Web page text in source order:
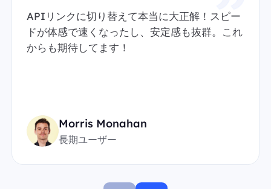
APIリンクに切り替えて本当に大正解！スピー
ドが体感で速くなったし、安定感も抜群。これ
からも期待してます！
Morris Monahan
長期ユーザー